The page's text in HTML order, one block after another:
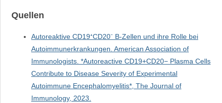
Quellen
Autoreaktive CD19⁺CD20⁻ B-Zellen und ihre Rolle bei
Autoimmunerkrankungen. American Association of
Immunologists. *Autoreactive CD19+CD20− Plasma Cells
Contribute to Disease Severity of Experimental
Autoimmune Encephalomyelitis*, The Journal of
Immunology, 2023.